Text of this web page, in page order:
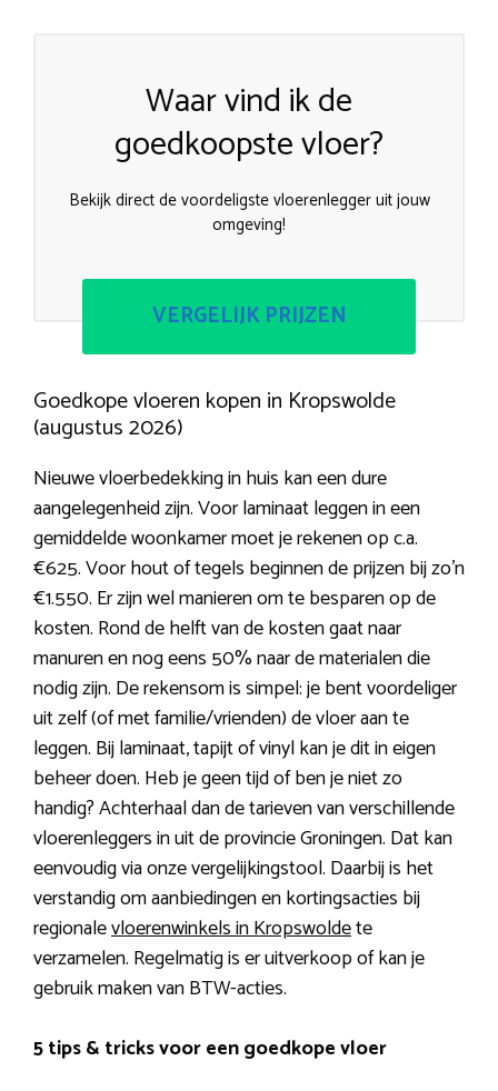
Waar vind ik de
goedkoopste vloer?
Bekijk direct de voordeligste vloerenlegger uit jouw
omgeving!
VERGELIJK PRIJZEN
Goedkope vloeren kopen in Kropswolde
(augustus 2026)
Nieuwe vloerbedekking in huis kan een dure
aangelegenheid zijn. Voor laminaat leggen in een
gemiddelde woonkamer moet je rekenen op c.a.
€625. Voor hout of tegels beginnen de prijzen bij zo’n
€1.550. Er zijn wel manieren om te besparen op de
kosten. Rond de helft van de kosten gaat naar
manuren en nog eens 50% naar de materialen die
nodig zijn. De rekensom is simpel: je bent voordeliger
uit zelf (of met familie/vrienden) de vloer aan te
leggen. Bij laminaat, tapijt of vinyl kan je dit in eigen
beheer doen. Heb je geen tijd of ben je niet zo
handig? Achterhaal dan de tarieven van verschillende
vloerenleggers in uit de provincie Groningen. Dat kan
eenvoudig via onze vergelijkingstool. Daarbij is het
verstandig om aanbiedingen en kortingsacties bij
regionalevloerenwinkels in Kropswoldete
verzamelen. Regelmatig is er uitverkoop of kan je
gebruik maken van BTW-acties.
5 tips & tricks voor een goedkope vloer